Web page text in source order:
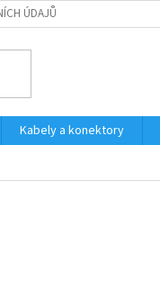
ÚDAJŮ
Kabely a konektory